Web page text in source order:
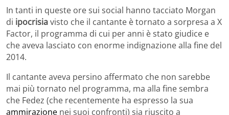
In tanti in queste ore sui social hanno tacciato Morgan
di ipocrisiavisto che il cantante è tornato a sorpresa a X
Factor, il programma di cui per anni è stato giudice e
che aveva lasciato con enorme indignazione alla fine del
2014.
Il cantante aveva persino affermato che non sarebbe
mai più tornato nel programma, ma alla fine sembra
che Fedez (che recentemente ha espresso la sua
ammirazione nei suoi confronti) sia riuscito a